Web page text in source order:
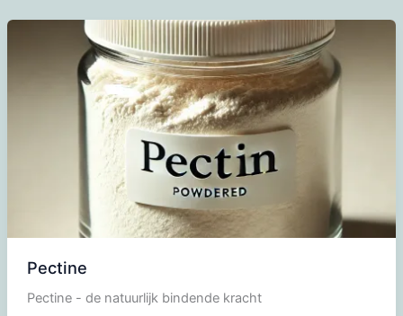
Pectine
Pectine - de natuurlijk bindende kracht